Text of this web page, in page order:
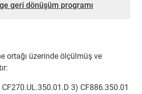
geri dönüşüm programı
ortağı üzerinde ölçülmüş ve
3) CF886.350.01